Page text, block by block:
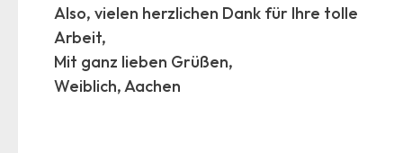
Also, vielen herzlichen Dank für Ihre tolle
Arbeit,
Mit ganz lieben Grüßen,
Weiblich, Aachen